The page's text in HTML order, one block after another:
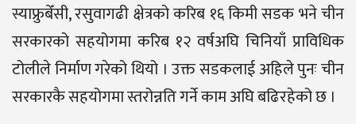
स्याफ्रुबेँसी, रसुवागढी क्षेत्रको करिब १६ किमी सडक भने चीन
सरकारको सहयोगमा करिब १२ वर्षअघि चिनियाँ प्राविधिक
टोलीले निर्माण गरेको थियो । उक्त सडकलाई अहिले पुनः चीन
सरकारकै सहयोगमा स्तरोन्नति गर्ने काम अघि बढिरहेको छ ।